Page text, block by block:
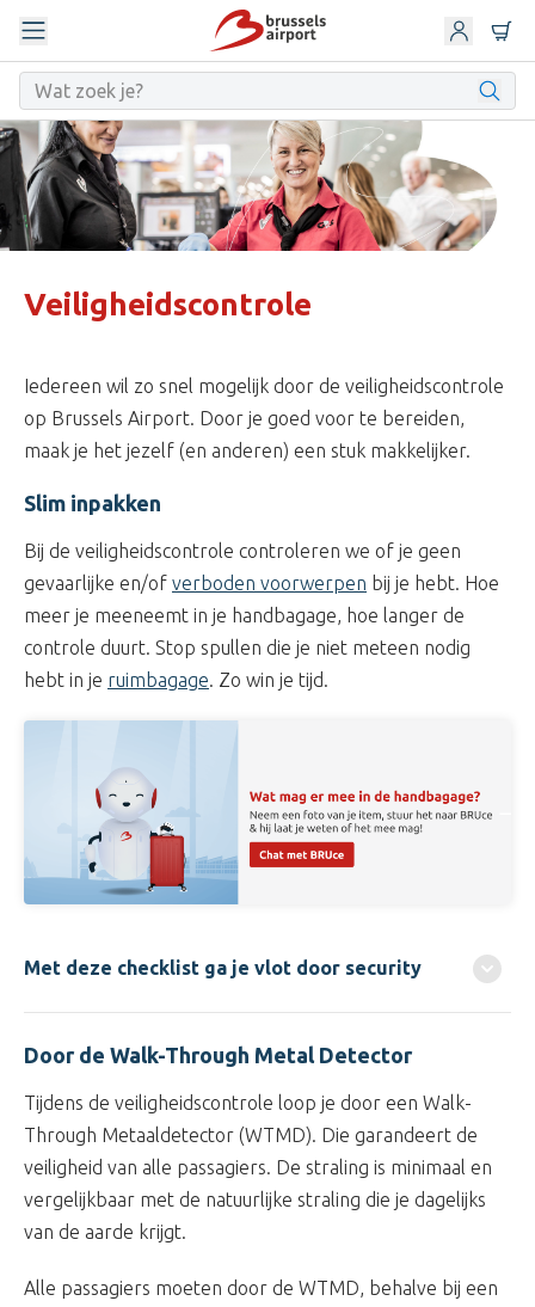
Veiligheidscontrole
Iedereen wil zo snel mogelijk door de veiligheidscontrole
op Brussels Airport. Door je goed voor te bereiden,
maak je het jezelf (en anderen) een stuk makkelijker.
Slim inpakken
Bij de veiligheidscontrole controleren we of je geen
gevaarlijke en/of verboden voorwerpen bij je hebt. Hoe
meer je meeneemt in je handbagage, hoe langer de
controle duurt. Stop spullen die je niet meteen nodig
hebt in je ruimbagage. Zo win je tijd.
Met deze checklist ga je vlot door security
Door de Walk-Through Metal Detector
Tijdens de veiligheidscontrole loop je door een Walk-
Through Metaaldetector (WTMD). Die garandeert de
veiligheid van alle passagiers. De straling is minimaal en
vergelijkbaar met de natuurlijke straling die je dagelijks
van de aarde krijgt.
Alle passagiers moeten door de WTMD, behalve bij een